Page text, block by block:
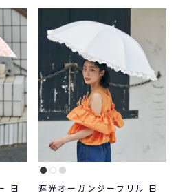
日
遮光オーガンジーフリル 日